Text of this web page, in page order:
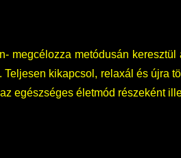
megcélozza metódusán
kikapcsol, relaxál és újra
egészséges életmód részeként